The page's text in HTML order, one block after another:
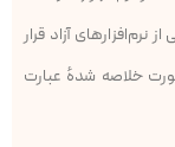
آزاد قرار
خلاصه شدهٔ عبارت